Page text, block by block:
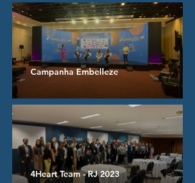
Campanha Embelleze
4Heart Team - RJ 2023